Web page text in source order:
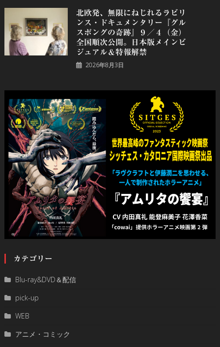
北欧発、無限にねじれるラビリ
ンス・ドキュメンタリー『グル
スポングの奇跡』９／４（金）
全国順次公開。日本版メインビ
ジュアル＆特報解禁
2026年8月3日
カテゴリー
Blu-ray&DVD＆配信
pick-up
WEB
アニメ・コミック